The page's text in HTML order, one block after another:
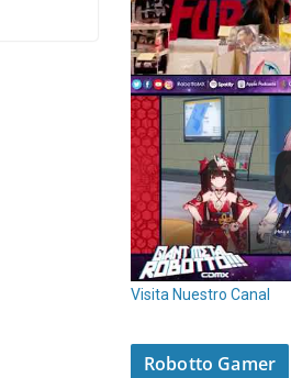
Visita Nuestro Canal
Robotto Gamer